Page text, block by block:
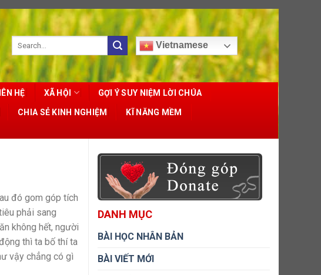
Vietnamese
HỆ XÃ HỘI GỢI Ý SUY NIỆM LỜI CHÚA
CHIA SẺ KINH NGHIỆM
KĨ NĂNG MỀM
đó gom góp tích
phải sang
không hết, người
thì ta bố thí ta
vậy chẳng có gì
DANH MỤC
BÀI HỌC NHÂN BẢN
BÀI VIẾT MỚI